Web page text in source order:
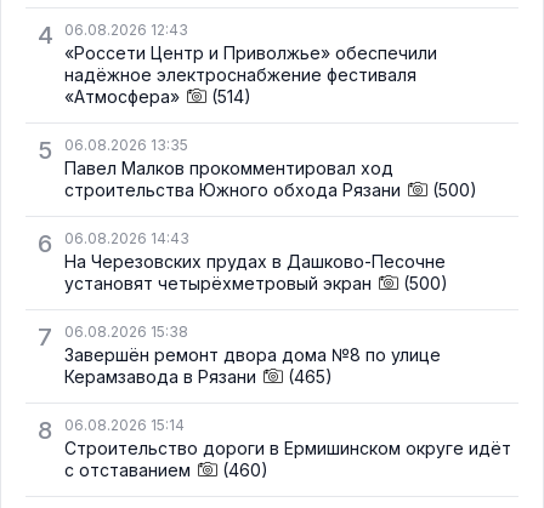
4 06.08.2026 12:43
«Россети Центр и Приволжье» обеспечили
надёжное электроснабжение фестиваля
«Атмосфера»
(514)
5 06.08.2026 13:35
Павел Малков прокомментировал ход
строительства Южного обхода Рязани
(500)
6 06.08.2026 14:43
На Черезовских прудах в Дашково-Песочне
установят четырёхметровый экран
(500)
7 06.08.2026 15:38
Завершён ремонт двора дома №8 по улице
Керамзавода в Рязани
(465)
8 06.08.2026 15:14
Строительство дороги в Ермишинском округе идёт
с отставанием
(460)